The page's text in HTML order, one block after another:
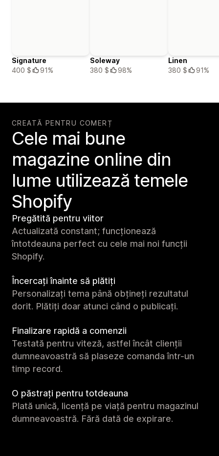
Signature
400 $
91%
Soleway
380 $
98%
Linen
380 $
91%
CREATĂ PENTRU COMERȚ
Cele mai bune
magazine online din
lume utilizează temele
Shopify
Pregătită pentru viitor
Actualizată constant; funcționează
întotdeauna perfect cu cele mai noi funcții
Shopify.
Încercați înainte să plătiți
Personalizați tema până obțineți rezultatul
dorit. Plătiți doar atunci când o publicați.
Finalizare rapidă a comenzii
Testată pentru viteză, astfel încât clienții
dumneavoastră să plaseze comanda într-un
timp record.
O păstrați pentru totdeauna
Plată unică, licență pe viață pentru magazinul
dumneavoastră. Fără dată de expirare.